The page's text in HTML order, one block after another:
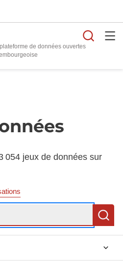
de données ouvertes
054 jeux de données sur